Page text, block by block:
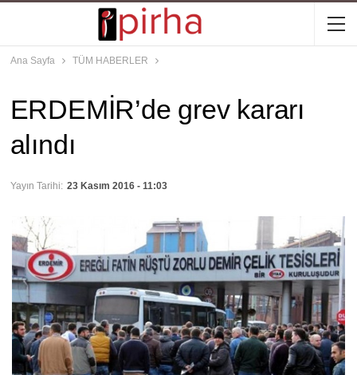
Ana Sayfa TÜM HABERLER
ERDEMİR’de grev kararı
alındı
Yayın Tarihi: 23 Kasım 2016 - 11:03